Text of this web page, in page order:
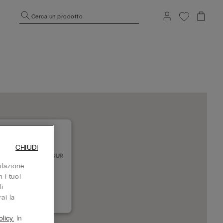
Cerca un prodotto
SC VALLSUR
VALLADOLID
adesso
+34983471324
i tuoi
la
In
CHIUDI